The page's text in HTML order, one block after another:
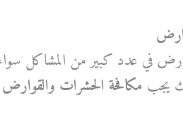
في عدد كبير من المشاكل
يجب مكافحة الحشرات والقوارض